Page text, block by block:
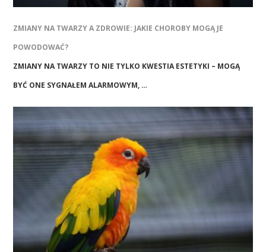
ZMIANY NA TWARZY A ZDROWIE: JAKIE CHOROBY MOGĄ JE
POWODOWAĆ?
ZMIANY NA TWARZY TO NIE TYLKO KWESTIA ESTETYKI – MOGĄ
BYĆ ONE SYGNAŁEM ALARMOWYM, …